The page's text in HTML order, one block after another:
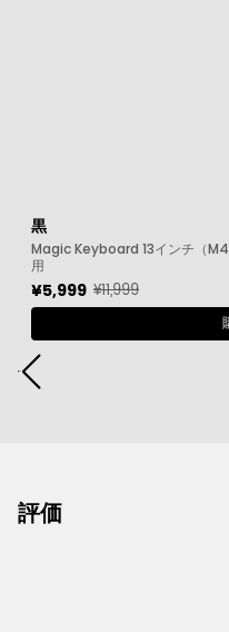
黒
Magic Keyboard 13インチ（
用
¥5,999 ¥11,999
評価